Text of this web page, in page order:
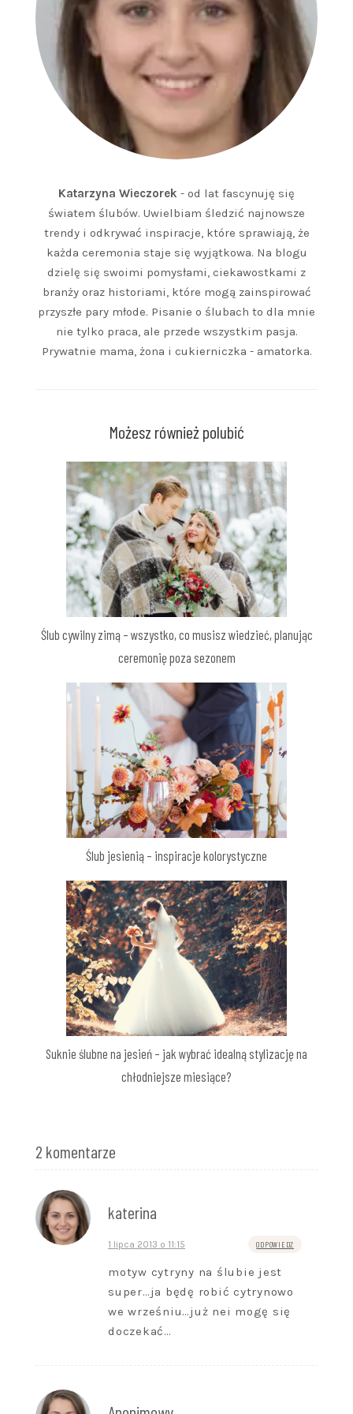
Katarzyna Wieczorek - od lat fascynuję się
światem ślubów. Uwielbiam śledzić najnowsze
trendy i odkrywać inspiracje, które sprawiają, że
każda ceremonia staje się wyjątkowa. Na blogu
dzielę się swoimi pomysłami, ciekawostkami z
branży oraz historiami, które mogą zainspirować
przyszłe pary młode. Pisanie o ślubach to dla mnie
nie tylko praca, ale przede wszystkim pasja.
Prywatnie mama, żona i cukierniczka - amatorka.
Możesz również polubić
Ślub cywilny zimą – wszystko, co musisz wiedzieć, planując
ceremonię poza sezonem
Ślub jesienią – inspiracje kolorystyczne
Suknie ślubne na jesień – jak wybrać idealną stylizację na
chłodniejsze miesiące?
2 komentarze
katerina
1 lipca 2013 o 11:15 ODPOWIEDZ
motyw cytryny na ślubie jest
super…ja będę robić cytrynowo
we wrześniu…już nei mogę się
doczekać…